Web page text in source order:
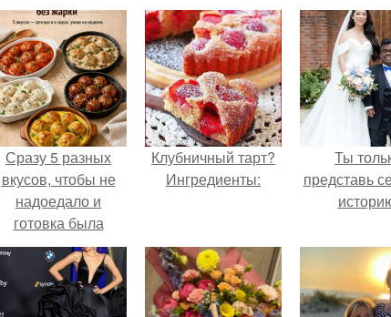
Сразу 5 разных
вкусов, чтобы не
надоедало и
готовка была
проще.
Клубничный тарт?
Ингредиенты:
Ты
представь